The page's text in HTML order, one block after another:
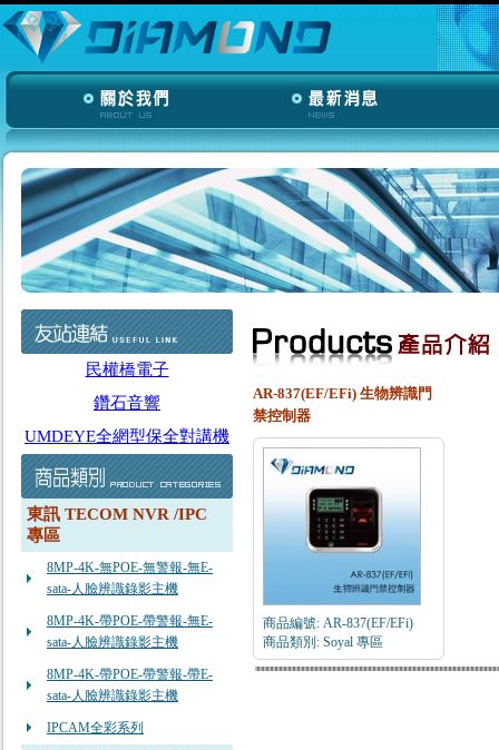
民權橋電子
鑽石音響
UMDEYE全網型保全對講機
東訊 TECOM NVR /IPC
專區
8MP-4K-無POE-無警報-無E-
sata-人臉辨識錄影主機
8MP-4K-帶POE-帶警報-無E-
sata-人臉辨識錄影主機
8MP-4K-帶POE-帶警報-帶E-
sata-人臉辨識錄影主機
IPCAM全彩系列
AR-837(EF/EFi) 生物辨識門
禁控制器
商品編號: AR-837(EF/EFi)
商品類別: Soyal 專區